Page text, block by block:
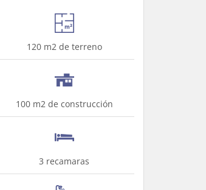
120 m2 de terreno
100 m2 de construcción
3 recamaras